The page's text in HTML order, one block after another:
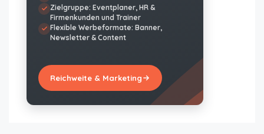
Zielgruppe: Eventplaner, HR &
Firmenkunden und Trainer
Flexible Werbeformate: Banner,
Newsletter & Content
Reichweite & Marketing